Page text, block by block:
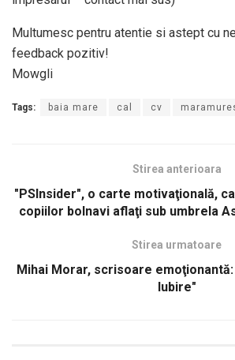
Multumesc pentru atentie si astept cu
feedback pozitiv!
Mowgli
Tags: baia mare cal cv
Stirea anterioara
"PSInsider", o carte motivaţională,
copiilor bolnavi aflaţi sub umbrela
Stirea urmatoare
Mihai Morar, scrisoare
Iubire"